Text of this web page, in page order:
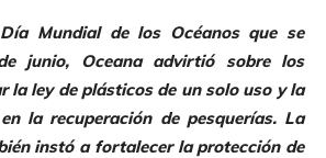
Mundial de los Océanos que se
junio, Oceana advirtió sobre los
la ley de plásticos de un solo uso y la
la recuperación de pesquerías. La
instó a fortalecer la protección de